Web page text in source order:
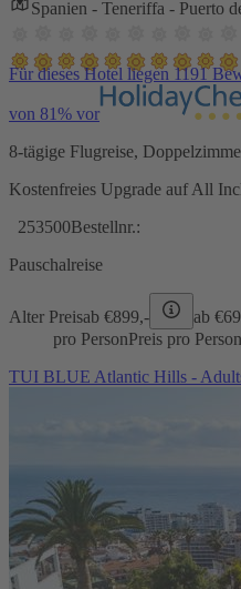
Spanien - Teneriffa - Puerto
Für dieses Hotel liegen 1191
von 81% vor
8-tägige Flugreise,
Kostenfreies Upgrade auf All
253500Bestellnr.:
Pauschalreise
Alter Preisab €899,- ab €
pro PersonPreis pro Person
TUI BLUE Atlantic Hills -